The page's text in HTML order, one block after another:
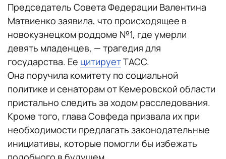
Председатель Совета Федерации Валентина
Матвиенко заявила, что происходящее в
новокузнецком роддоме №1, где умерли
девять младенцев, — трагедия для
государства. Ее цитируетТАСС.
Она поручила комитету по социальной
политике и сенаторам от Кемеровской области
пристально следить за ходом расследования.
Кроме того, глава Совфеда призвала их при
необходимости предлагать законодательные
инициативы, которые помогли бы избежать